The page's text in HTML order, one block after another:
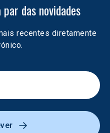
das novidades
recentes diretamente